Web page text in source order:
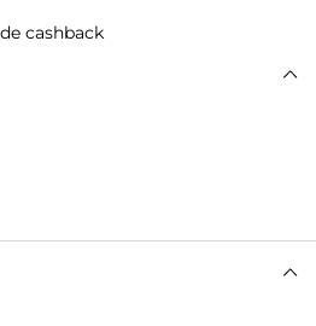
de cashback